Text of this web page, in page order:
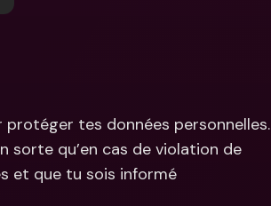
& devises
tes données personnelles.
sorte qu’en cas de violation de
et que tu sois informé